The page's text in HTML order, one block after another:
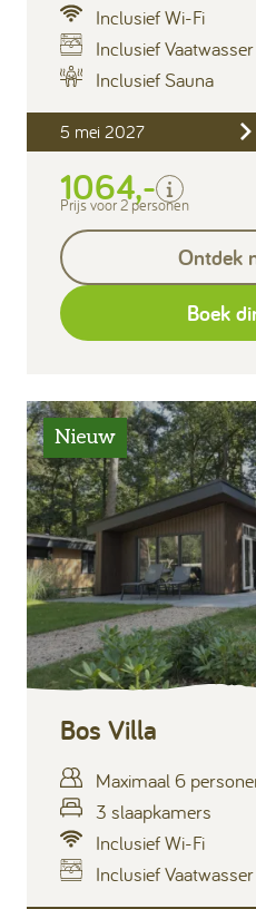
Inclusief Wi-Fi
Inclusief Vaatwasser
Inclusief Sauna
5 mei 2027
1064,-
Prijs voor 2 personen
Ontdek
Boek
Nieuw
Bos Villa
Maximaal 6
3 slaapkamers
Inclusief Wi-Fi
Inclusief Vaatwasser